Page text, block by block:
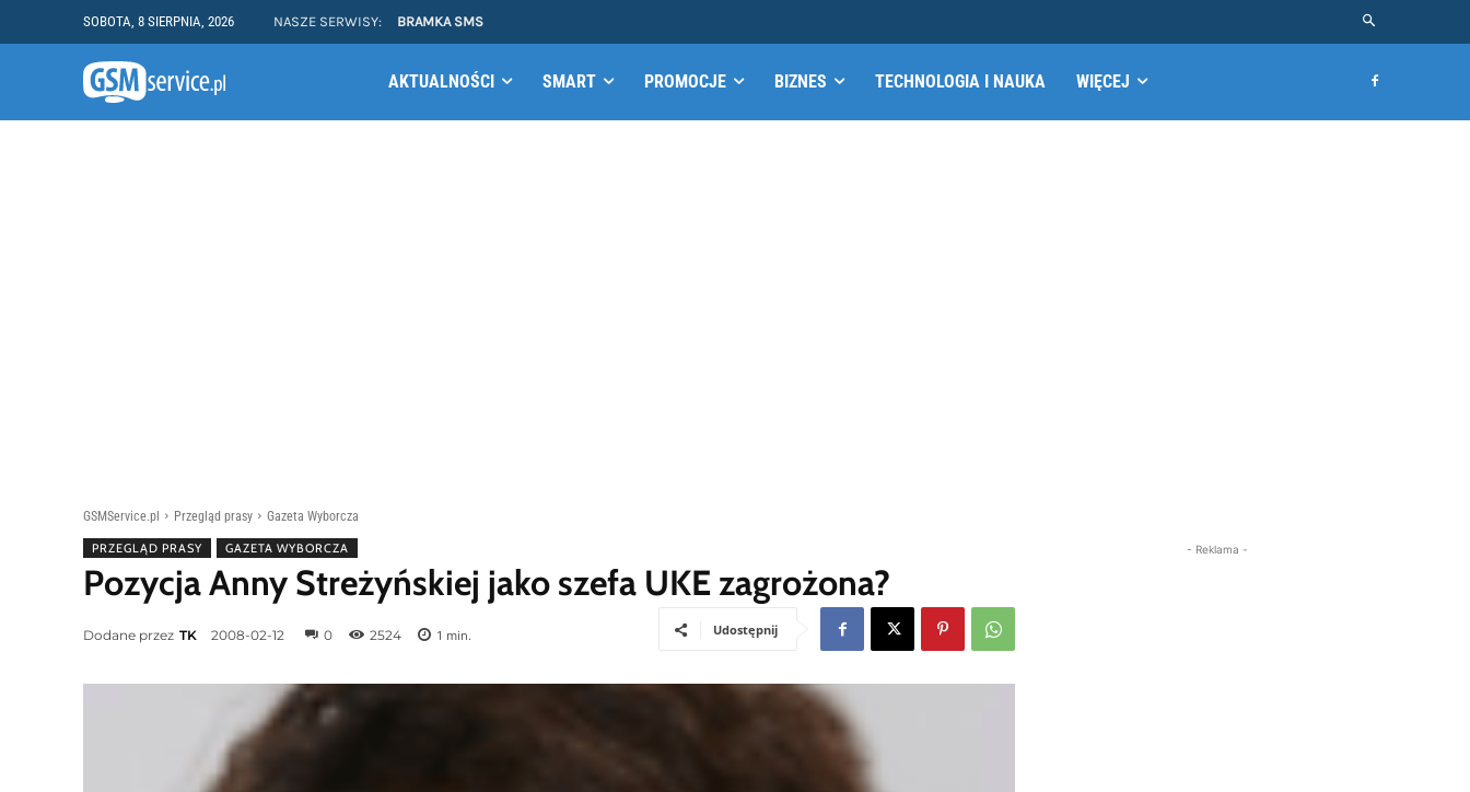
SOBOTA, 8 SIERPNIA, 2026 NASZE SERWISY: BRAMKA SMS
AKTUALNOŚCI SMART PROMOCJE BIZNES TECHNOLOGIA I NAUKA WIĘCEJ
GSMService.pl Przegląd prasy Gazeta Wyborcza
PRZEGLĄD PRASY GAZETA WYBORCZA
Pozycja Anny Streżyńskiej jako szefa UKE zagrożona?
Dodane przez TK 2008-02-12 0 2524 1 min. Udostępnij
- Reklama -